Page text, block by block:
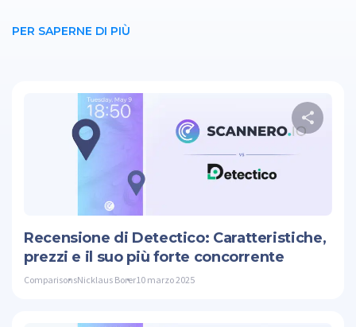
PER SAPERNE DI PIÙ
Recensione di Detectico: Caratteristiche,
prezzi e il suo più forte concorrente
ComparisonsNicklaus Borer10 marzo 2025